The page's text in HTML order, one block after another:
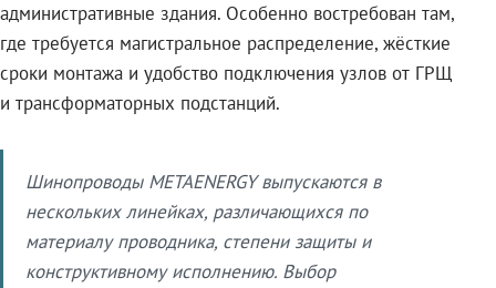
административные здания. Особенно востребован там,
где требуется магистральное распределение, жёсткие
сроки монтажа и удобство подключения узлов от ГРЩ
и трансформаторных подстанций.
Шинопроводы METAENERGY выпускаются в
нескольких линейках, различающихся по
материалу проводника, степени защиты и
конструктивному исполнению. Выбор